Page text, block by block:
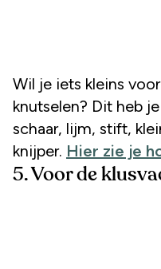
Wil je iets kleins
knutselen? Dit heb
schaar, lijm, stift,
knijper. Hier zie je
5. Voor de